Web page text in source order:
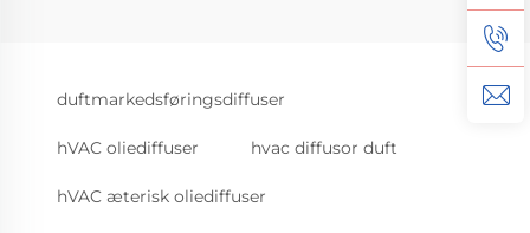
duftmarkedsføringsdiffuser
hVAC oliediffuser hvac diffusor duft
hVAC æterisk oliediffuser